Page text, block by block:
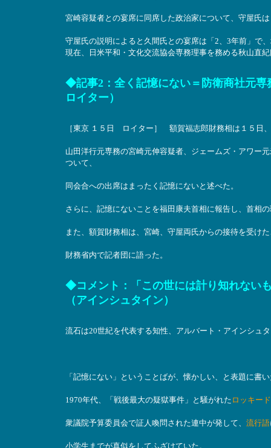
宮崎容疑者との宴席に同席した政治家について、守屋氏
守屋氏の説明によると久間氏との宴席は「2、3年前」で
現在、日米平和・文化交流協会専務理事を務める秋山直
◆記事2：全く記憶にない＝防衛商社元
ロイター）
［東京 １５日 ロイター］ 額賀福志郎財務相は１５日
山田洋行元専務の宮崎元伸容疑者、ジェームズ・アワー
ついて、
同会合への出席はまったく記憶にないと述べた。
さらに、記憶にないことを福田康夫首相に報告し、首相
また、額賀財務相は、宮崎、守屋両氏からの接待を受
財務省内で記者団に語った。
◆コメント：「この世には計り知れない
（アインシュタイン）
流石は20世紀を代表する知性、アルバート・アインシュ
「記憶にない」ということばが、懐かしい、と表題に書
1970年代、「戦後最大の疑獄事件」と騒がれた ロッキー
衆議院予算委員会で証人喚問された連中が発して、 流行語
小学生までが真似をしてふざけていた。